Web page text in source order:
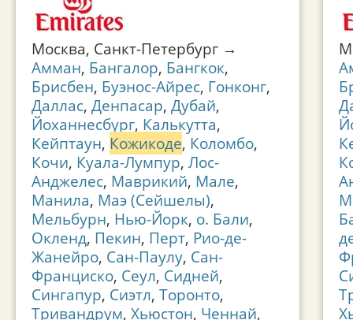
Москва, Санкт-Петербург →
Амман, Бангалор, Бангкок,
Брисбен, Буэнос-Айрес, Гонконг,
Даллас, Денпасар, Дубай,
Йоханнесбург, Калькутта,
Кейптаун, Кожикоде, Коломбо,
Кочи, Куала-Лумпур, Лос-
Анджелес, Маврикий, Мале,
Манила, Маэ (Сейшелы),
Мельбурн, Нью-Йорк, о. Бали,
Окленд, Пекин, Перт, Рио-де-
Жанейро, Сан-Паулу, Сан-
Франциско, Сеул, Сидней,
Сингапур, Сиэтл, Торонто,
Тривандрум, Хьюстон, Ченнай,